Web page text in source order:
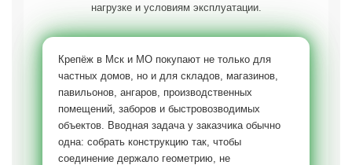
нагрузке и условиям эксплуатации.
Крепёж в Мск и МО покупают не только для
частных домов, но и для складов, магазинов,
павильонов, ангаров, производственных
помещений, заборов и быстровозводимых
объектов. Вводная задача у заказчика обычно
одна: собрать конструкцию так, чтобы
соединение держало геометрию, не